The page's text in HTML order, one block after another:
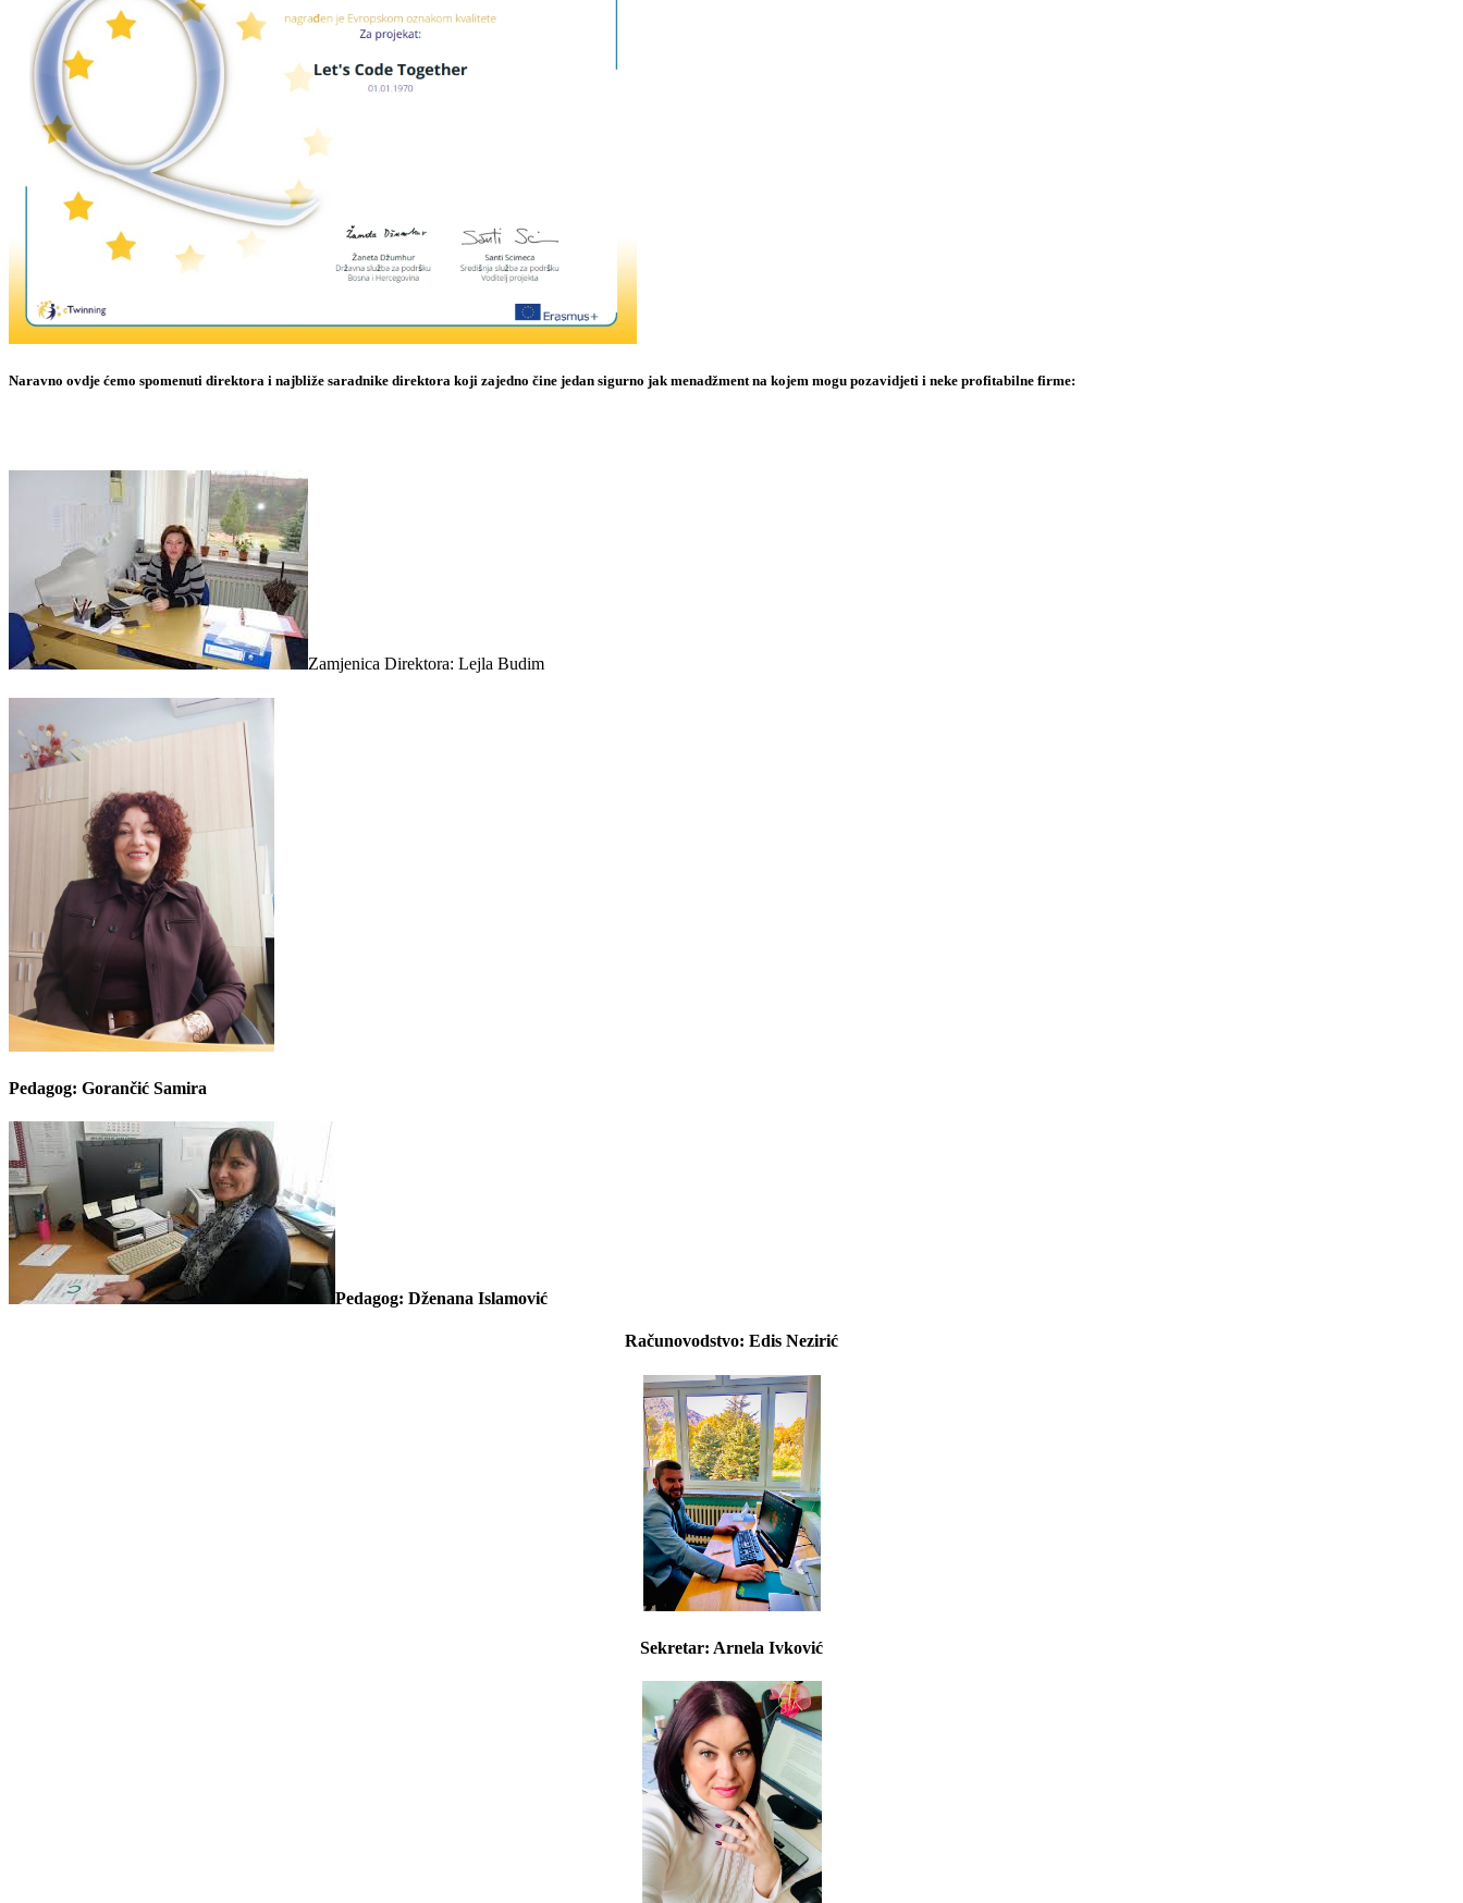
Naravno ovdje ćemo spomenuti direktora i najbliže saradnike direktora koji zajedno čine jedan sigurno jak menadžment na kojem mogu pozavidjeti i neke profitabilne firme:
Zamjenica Direktora: Lejla Budim
Pedagog: Gorančić Samira
Pedagog: Dženana Islamović
Računovodstvo: Edis Nezirić
Sekretar: Arnela Ivković